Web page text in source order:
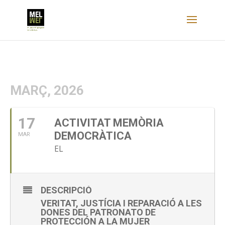
MARÇ, 2026
17
MAR
ACTIVITAT MEMÒRIA
DEMOCRÀTICA
EL
DESCRIPCIÓ
VERITAT, JUSTÍCIA I REPARACIÓ A LES
DONES DEL PATRONATO DE
PROTECCIÓN A LA MUJER